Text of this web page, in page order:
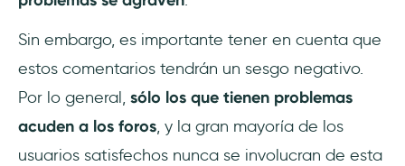
Sin embargo, es importante tener en cuenta que
estos comentarios tendrán un sesgo negativo.
Por lo general, sólo los que tienen problemas
acuden a los foros, y la gran mayoría de los
usuarios satisfechos nunca se involucran de esta